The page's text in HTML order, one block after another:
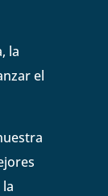
la
el